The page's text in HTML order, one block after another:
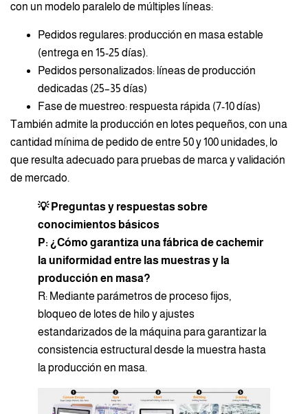
con un modelo paralelo de múltiples líneas:
Pedidos regulares: producción en masa estable
(entrega en 15-25 días).
Pedidos personalizados: líneas de producción
dedicadas (25–35 días)
Fase de muestreo: respuesta rápida (7-10 días)
También admite la producción en lotes pequeños, con una
cantidad mínima de pedido de entre 50 y 100 unidades, lo
que resulta adecuado para pruebas de marca y validación
de mercado.
💡 Preguntas y respuestas sobre
conocimientos básicos
P: ¿Cómo garantiza una fábrica de cachemir
la uniformidad entre las muestras y la
producción en masa?
R: Mediante parámetros de proceso fijos,
bloqueo de lotes de hilo y ajustes
estandarizados de la máquina para garantizar la
consistencia estructural desde la muestra hasta
la producción en masa.